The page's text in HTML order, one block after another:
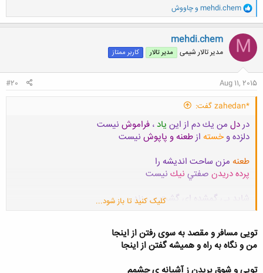
و
ا
ک
ن
ش
ه
ا
mehdi.chem وچاووش
M
mehdi.chem
مدیر تالار شیمی مدیر تالار کاربر ممتاز
Aug 11, 2015
#20
*zahedan گفت:
دردل من يك دم از اين ياد ، فراموش نيست
دلزده و خسته ازطعنه و پاپوش نيست
طعنه مزن ساحت انديشه را
پرده دريدن صفتي نيك نيست
شايد پي گمشده اي گشت مي زند
طعنه نمناك به دفتر شعرم نزن
آبيهخودكارت ، اگربيكنيست
کلیک کنید تا باز شود...
تویی مسافر و مقصد به سوی رفتن از اینجا
من و نگاه به راه و همیشه گفتن از اینجا